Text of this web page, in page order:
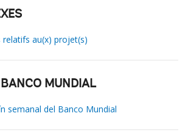
au(x) projet(s)
MUNDIAL
semanal del Banco Mundial